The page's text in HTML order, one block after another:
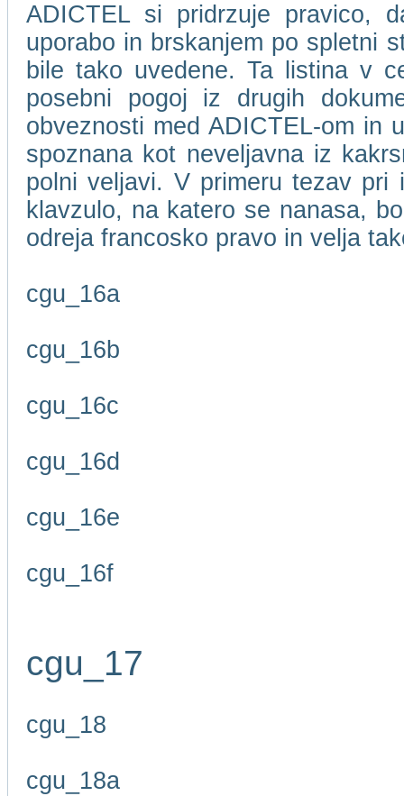
ADICTEL si pridrzuje pravico,
uporabo in brskanjem po spletni
bile tako uvedene. Ta listina v
posebni pogoj iz drugih
obveznosti med ADICTEL-om in
spoznana kot neveljavna iz
polni veljavi. V primeru tezav pri
klavzulo, na katero se nanasa,
odreja francosko pravo in velja
cgu_16a
cgu_16b
cgu_16c
cgu_16d
cgu_16e
cgu_16f
cgu_17
cgu_18
cgu_18a